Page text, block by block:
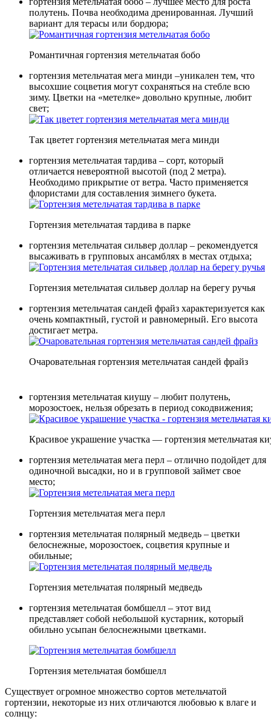
полутень. Почва необходима дренированная. Лучший
вариант для терасы или бордюра;
Романтичная гортензия метельчатая бобо
гортензия метельчатая мега минди –уникален тем, что
высохшие соцветия могут сохраняться на стебле всю
зиму. Цветки на «метелке» довольно крупные, любит
свет;
Так цветет гортензия метельчатая мега минди
гортензия метельчатая тардива – сорт, который
отличается невероятной высотой (под 2 метра).
Необходимо прикрытие от ветра. Часто применяется
флористами для составления зимнего букета.
Гортензия метельчатая тардива в парке
гортензия метельчатая сильвер доллар – рекомендуется
высаживать в групповых ансамблях в местах отдыха;
Гортензия метельчатая сильвер доллар на берегу ручья
гортензия метельчатая сандей фрайз характеризуется как
очень компактный, густой и равномерный. Его высота
достигает метра.
Очаровательная гортензия метельчатая сандей фрайз
гортензия метельчатая киушу – любит полутень,
морозостоек, нельзя обрезать в период сокодвижения;
Красивое украшение участка — гортензия метельчатая
гортензия метельчатая мега перл – отлично подойдет для
одиночной высадки, но и в групповой займет свое
место;
Гортензия метельчатая мега перл
гортензия метельчатая полярный медведь – цветки
белоснежные, морозостоек, соцветия крупные и
обильные;
Гортензия метельчатая полярный медведь
гортензия метельчатая бомбшелл – этот вид
представляет собой небольшой кустарник, который
обильно усыпан белоснежными цветками.
Гортензия метельчатая бомбшелл
Существует огромное множество сортов метельчатой
гортензии, некоторые из них отличаются любовью к влаге и
солнцу: